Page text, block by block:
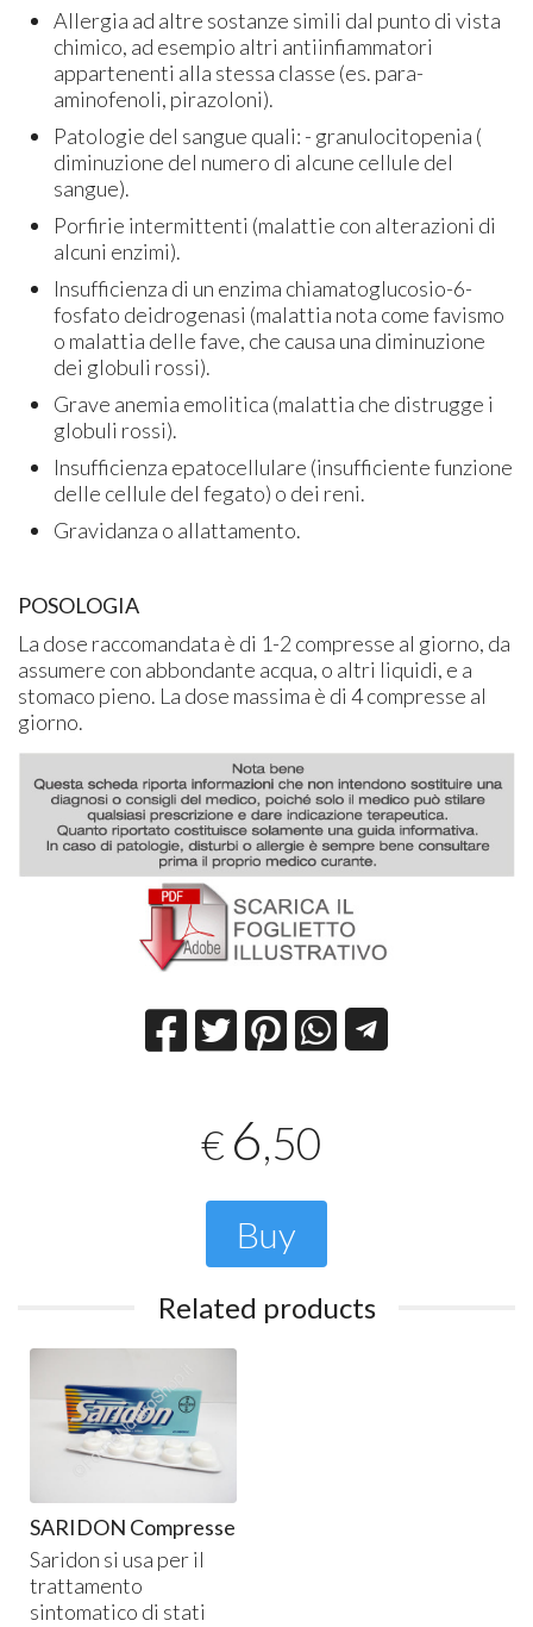
Allergia ad altre sostanze simili dal punto di vista
chimico, ad esempio altri antiinfiammatori
appartenenti alla stessa classe (es. para-
aminofenoli, pirazoloni).
Patologie del sangue quali: - granulocitopenia (
diminuzione del numero di alcune cellule del
sangue).
Porfirie intermittenti (malattie con alterazioni di
alcuni enzimi).
Insufficienza di un enzima chiamatoglucosio-6-
fosfato deidrogenasi (malattia nota come favismo
o malattia delle fave, che causa una diminuzione
dei globuli rossi).
Grave anemia emolitica (malattia che distrugge i
globuli rossi).
Insufficienza epatocellulare (insufficiente funzione
delle cellule del fegato) o dei reni.
Gravidanza o allattamento.
POSOLOGIA
La dose raccomandata è di 1-2 compresse al giorno, da
assumere con abbondante acqua, o altri liquidi, e a
stomaco pieno. La dose massima è di 4 compresse al
giorno.
€ 6,50
Buy
Related products
SARIDON Compresse
Saridon si usa per il
trattamento
sintomatico di stati